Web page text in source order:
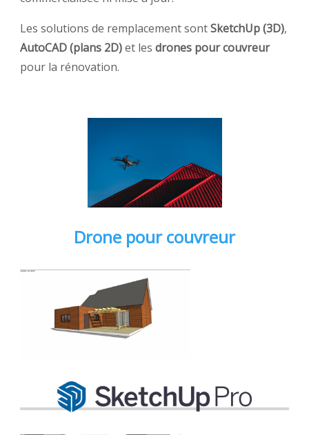
Les solutions de remplacement sontSketchUp (3D),
AutoCAD (plans 2D)et les drones pour couvreur
pour la rénovation.
Drone pour couvreur